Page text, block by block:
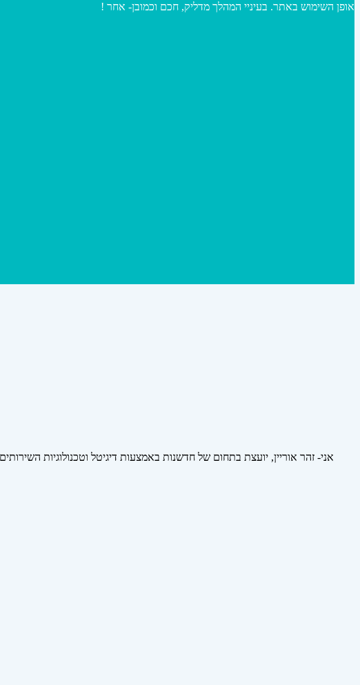
אופן השימוש באתר. בעיניי המהלך מדליק, חכם וכמובן- אחר !
אני- זהר אוריין, יועצת בתחום של חדשנות באמצעות דיגיטל וטכנולוגיות